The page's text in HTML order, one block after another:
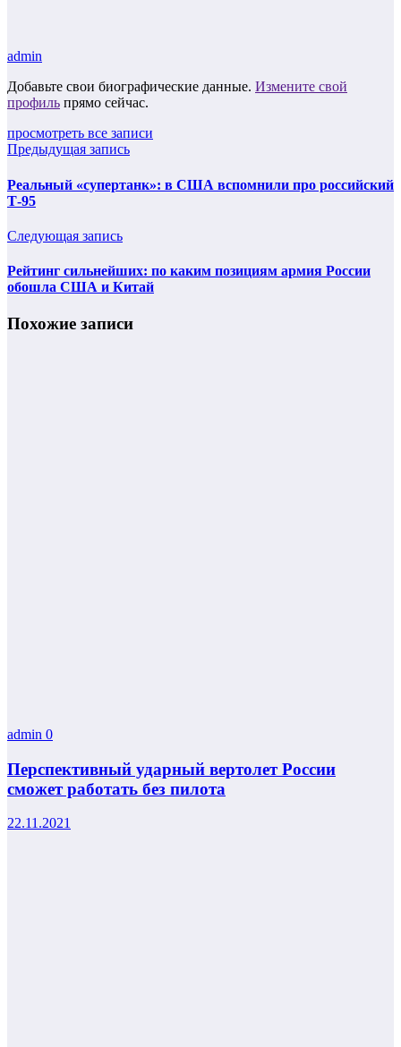
admin
Добавьте свои биографические данные. Измените свой
профиль прямо сейчас.
просмотреть все записи
Предыдущая запись
Реальный «супертанк»: в США вспомнили про российский
Т-95
Следующая запись
Рейтинг сильнейших: по каким позициям армия России
обошла США и Китай
Похожие записи
admin 0
Перспективный ударный вертолет России
сможет работать без пилота
22.11.2021